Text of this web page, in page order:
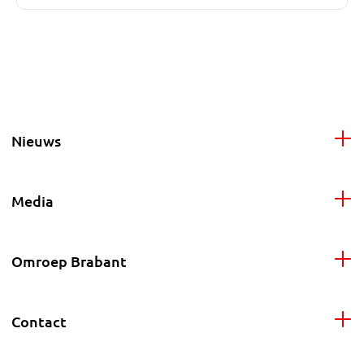
Nieuws
Media
Omroep Brabant
Contact